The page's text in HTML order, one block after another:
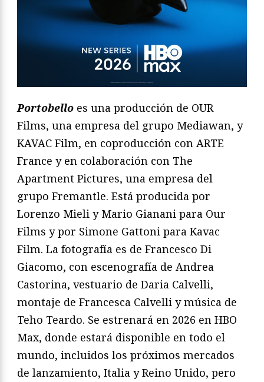
Portobello es una producción de OUR
Films, una empresa del grupo Mediawan, y
KAVAC Film, en coproducción con ARTE
France y en colaboración con The
Apartment Pictures, una empresa del
grupo Fremantle. Está producida por
Lorenzo Mieli y Mario Gianani para Our
Films y por Simone Gattoni para Kavac
Film. La fotografía es de Francesco Di
Giacomo, con escenografía de Andrea
Castorina, vestuario de Daria Calvelli,
montaje de Francesca Calvelli y música de
Teho Teardo. Se estrenará en 2026 en HBO
Max, donde estará disponible en todo el
mundo, incluidos los próximos mercados
de lanzamiento, Italia y Reino Unido, pero